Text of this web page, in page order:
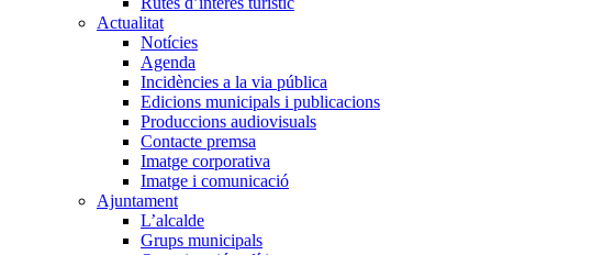
Actualitat
Notícies
Agenda
Incidències a la via pública
Edicions municipals i publicacions
Produccions audiovisuals
Contacte premsa
Imatge corporativa
Imatge i comunicació
Ajuntament
L’alcalde
Grups municipals